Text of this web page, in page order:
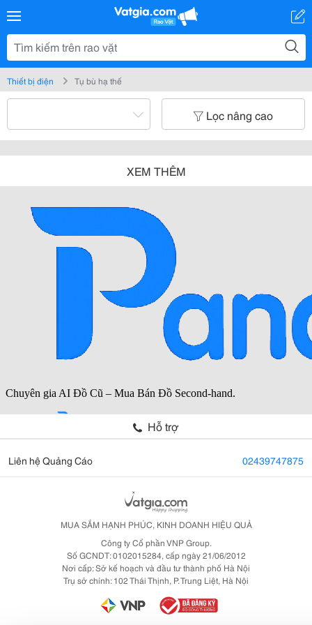
Thiết bị điện Tụ bù hạ thế
Lọc nâng cao
XEM THÊM
Hỗ trợ
Liên hệ Quảng Cáo 02439747875
MUA SẮM HẠNH PHÚC, KINH DOANH HIỆU QUẢ
Công ty Cổ phần VNP Group.
Số GCNDT: 0102015284, cấp ngày 21/06/2012
Nơi cấp: Sở kế hoạch và đầu tư thành phố Hà Nội
Trụ sở chính: 102 Thái Thịnh, P. Trung Liệt, Hà Nội